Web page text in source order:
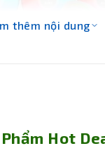
nhiệt và đảm bảo
thêm nội dung
Hot